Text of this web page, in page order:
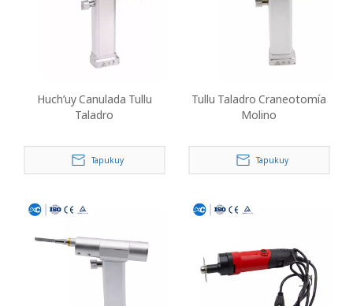
Huch’uy Canulada Tullu
Taladro
Tapukuy
Tullu Taladro Craneotomía
Molino
Tapukuy